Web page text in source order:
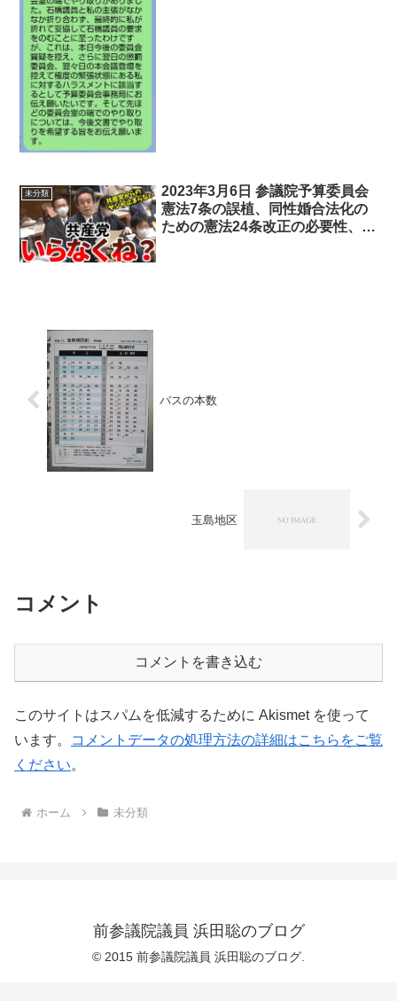
未分類
2023年3月6日 参議院予算委員会
憲法7条の誤植、同性婚合法化の
ための憲法24条改正の必要性、共
バスの本数
玉島地区
コメント
コメントを書き込む
このサイトはスパムを低減するために Akismet を使って
います。
コメントデータの処理方法の詳細はこちらをご覧
ください。
ホーム 未分類
前参議院議員 浜田聡のブログ
© 2015 前参議院議員 浜田聡のブログ.